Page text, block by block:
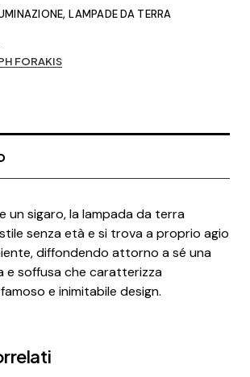
,LAMPADE DA TERRA
FORAKIS
un sigaro, la lampada da terra
senza età e si trova a proprio agio
diffondendo attorno a sé una
e soffusa che caratterizza
e inimitabile design.